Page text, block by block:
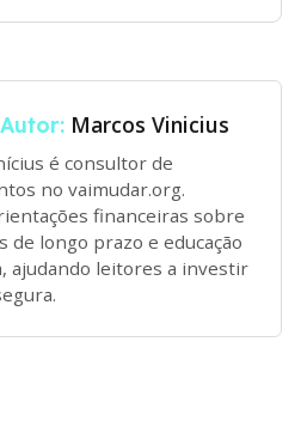
Marcos Vinicius
é consultor de
no vaimudar.org.
financeiras sobre
de longo prazo e educação
ajudando leitores a investir